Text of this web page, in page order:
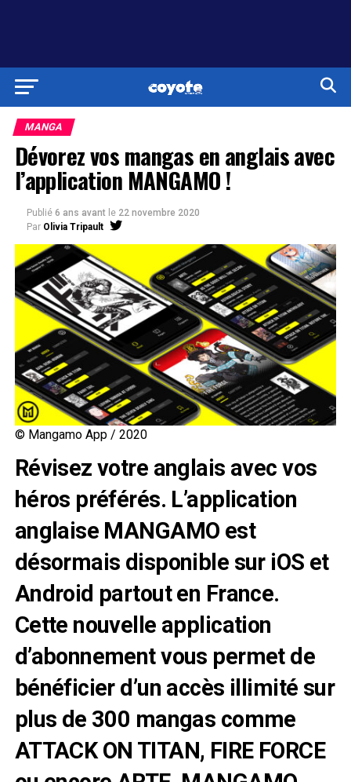
MANGA
Dévorez vos mangas en anglais avec
l’application MANGAMO !
Publié 6 ans avant le 22 novembre 2020
Par Olivia Tripault
© Mangamo App / 2020
Révisez votre anglais avec vos
héros préférés. L’application
anglaise MANGAMO est
désormais disponible sur iOS et
Android partout en France.
Cette nouvelle application
d’abonnement vous permet de
bénéficier d’un accès illimité sur
plus de 300 mangas comme
ATTACK ON TITAN, FIRE FORCE